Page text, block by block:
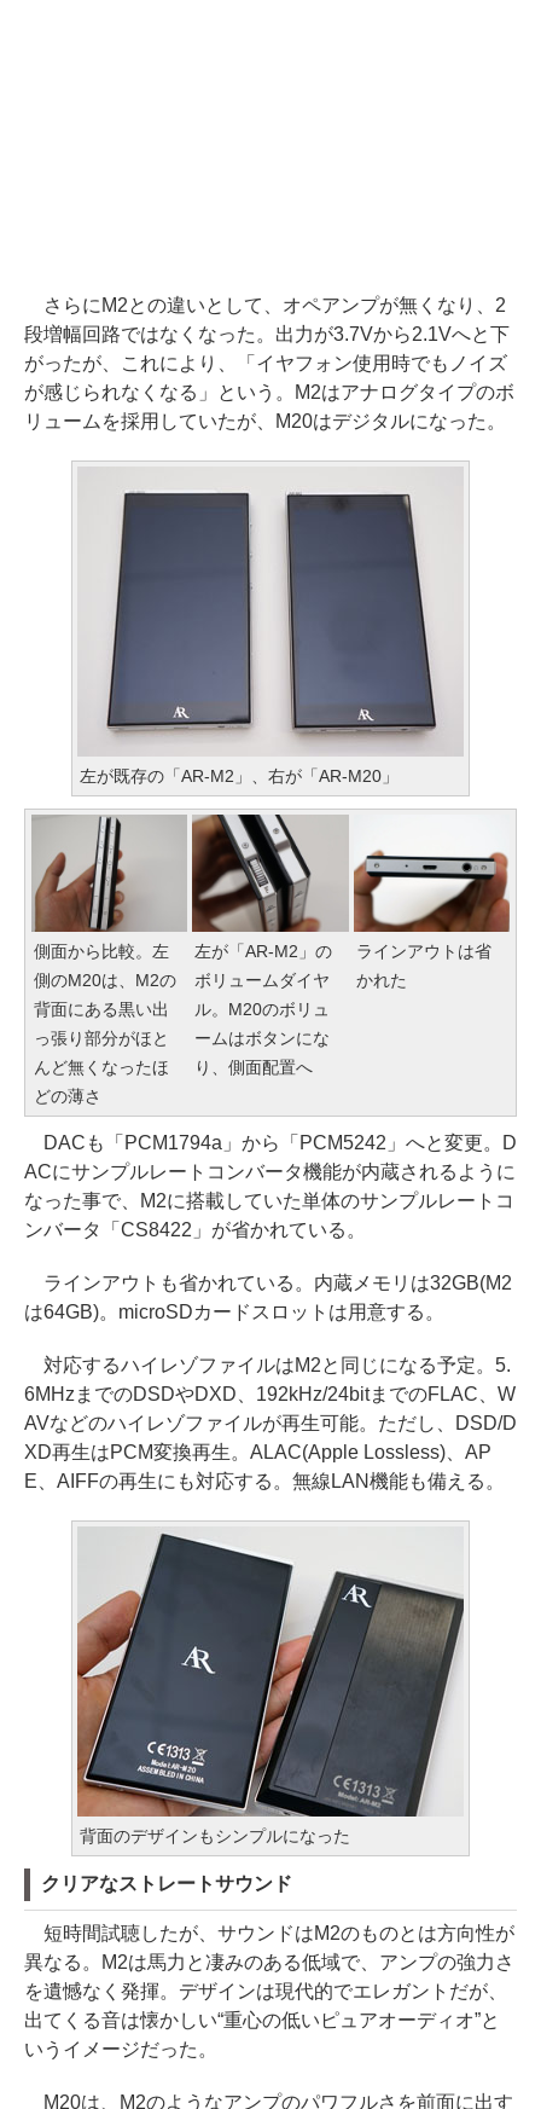
さらにM2との違いとして、オペアンプが無くなり、2
段増幅回路ではなくなった。出力が3.7Vから2.1Vへと下
がったが、これにより、「イヤフォン使用時でもノイズ
が感じられなくなる」という。M2はアナログタイプのボ
リュームを採用していたが、M20はデジタルになった。
左が既存の「AR-M2」、右が「AR-M20」
側面から比較。左
側のM20は、M2の
背面にある黒い出
っ張り部分がほと
んど無くなったほ
どの薄さ
左が「AR-M2」の
ボリュームダイヤ
ル。M20のボリュ
ームはボタンにな
り、側面配置へ
ラインアウトは省
かれた
DACも「PCM1794a」から「PCM5242」へと変更。D
ACにサンプルレートコンバータ機能が内蔵されるように
なった事で、M2に搭載していた単体のサンプルレートコ
ンバータ「CS8422」が省かれている。
ラインアウトも省かれている。内蔵メモリは32GB(M2
は64GB)。microSDカードスロットは用意する。
対応するハイレゾファイルはM2と同じになる予定。5.
6MHzまでのDSDやDXD、192kHz/24bitまでのFLAC、W
AVなどのハイレゾファイルが再生可能。ただし、DSD/D
XD再生はPCM変換再生。ALAC(Apple Lossless)、AP
E、AIFFの再生にも対応する。無線LAN機能も備える。
背面のデザインもシンプルになった
クリアなストレートサウンド
短時間試聴したが、サウンドはM2のものとは方向性が
異なる。M2は馬力と凄みのある低域で、アンプの強力さ
を遺憾なく発揮。デザインは現代的でエレガントだが、
出てくる音は懐かしい“重心の低いピュアオーディオ”と
いうイメージだった。
M20は、M2のようなアンプのパワフルさを前面に出す